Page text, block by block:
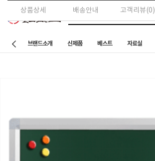
브랜드소개 신제품 베스트 자료실
상품상세 배송안내 고객리뷰(0)